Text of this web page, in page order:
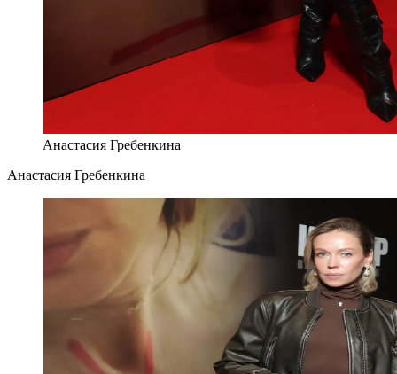
Анастасия Гребенкина
Анастасия Гребенкина